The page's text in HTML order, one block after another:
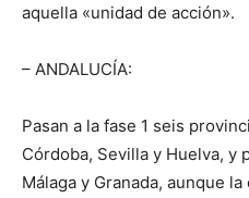
aquella «unidad de acción».
– ANDALUCÍA:
Pasan a la fase 1 seis
Córdoba, Sevilla y Huelva, y
Málaga y Granada, aunque